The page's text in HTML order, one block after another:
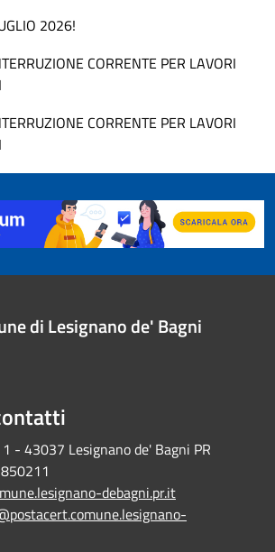
2026!
CORRENTE PER LAVORI
CORRENTE PER LAVORI
di Lesignano de' Bagni
- 43037 Lesignano de' Bagni PR
debagni.pr.it